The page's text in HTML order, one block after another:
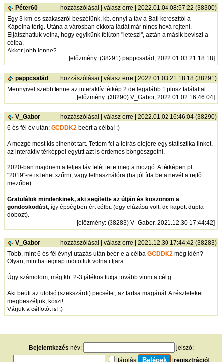
Péter60 hozzászólásai | válasz erre | 2022.01.04 08:57:22 (38300)
Egy 3 km-es szakaszról beszélünk, kb. ennyi a táv a Bati kereszttől a
Kápolna térig. Utána a városban ekkora ládát már nincs hová rejteni.
Eljátszhattuk volna, hogy egyikünk félúton "leteszi", aztán a másik beviszi a
célba.
Akkor jobb lenne?
[előzmény: (38291) pappcsalád, 2022.01.03 21:18:18]
pappcsalád hozzászólásai | válasz erre | 2022.01.03 21:18:18 (38291)
Mennyivel szebb lenne az interaktív térkép 2 de legalább 1 plusz találattal.
[előzmény: (38290) V_Gabor, 2022.01.02 16:46:04]
V_Gabor hozzászólásai | válasz erre | 2022.01.02 16:46:04 (38290)
6 és fél év után: GCDDK2beért a célba! :)
A mozgó most kis pihenőt tart. Tettem fel a leírás elejére egy statisztika linket,
az interaktív térképpel együtt azt is érdemes böngészgetni.
2020-ban majdnem a teljes táv felét tette meg a mozgó. A térképen pl.
"2019"-re is lehet szűrni, vagy felhasználóra (ha jól írta be a nevét a rejtő
mezőbe).
Gratulálok mindenkinek, aki segítette az útján és köszönöm a
gondoskodást, így épségben ért célba (egy elázása volt, de kapott dupla
dobozt).
[előzmény: (38283) V_Gabor, 2021.12.30 17:44:42]
V_Gabor hozzászólásai | válasz erre | 2021.12.30 17:44:42 (38283)
Több, mint 6 és fél évnyi utazás után beér-e a célba GCDDK2még idén?
Olyan, mintha tegnap indítottuk volna útjára.
Úgy számolom, még kb. 2-3 játékos tudja tovább vinni a célig.
Aki beüti az utolsó (szekszárdi) pecsétet, az tartsa magánál! A részleteket
megbeszéljük, köszi!
Várjuk a célfotót is! :)
Bejelentkezés név:
jelszó:
tárolás
[regisztráció]